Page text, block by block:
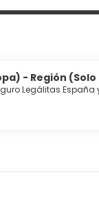
- Región
Legálitas España